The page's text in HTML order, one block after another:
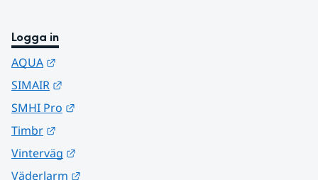
Logga in
AQUA
SIMAIR
SMHI Pro
Timbr
Vinterväg
Väderlarm